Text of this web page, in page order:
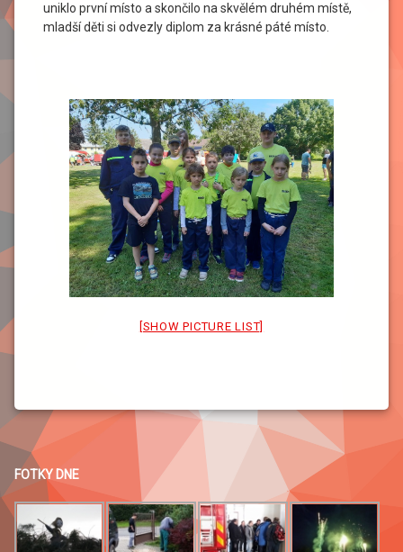
uniklo první místo a skončilo na skvělém druhém místě,
mladší děti si odvezly diplom za krásné páté místo.
[SHOW PICTURE LIST]
FOTKY DNE